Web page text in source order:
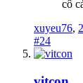
cô
xuyeu76,
#24